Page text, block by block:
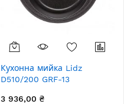
Кухонна мийка Lidz
D510/200 GRF-13
3 936,00 ₴